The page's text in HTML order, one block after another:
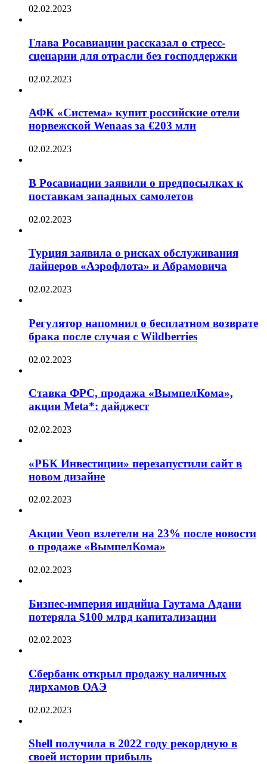
02.02.2023
Глава Росавиации рассказал о стресс-
сценарии для отрасли без господдержки
02.02.2023
АФК «Система» купит российские отели
норвежской Wenaas за €203 млн
02.02.2023
В Росавиации заявили о предпосылках к
поставкам западных самолетов
02.02.2023
Турция заявила о рисках обслуживания
лайнеров «Аэрофлота» и Абрамовича
02.02.2023
Регулятор напомнил о бесплатном возврате
брака после случая с Wildberries
02.02.2023
Ставка ФРС, продажа «ВымпелКома»,
акции Meta*: дайджест
02.02.2023
«РБК Инвестиции» перезапустили сайт в
новом дизайне
02.02.2023
Акции Veon взлетели на 23% после новости
о продаже «ВымпелКома»
02.02.2023
Бизнес-империя индийца Гаутама Адани
потеряла $100 млрд капитализации
02.02.2023
Сбербанк открыл продажу наличных
дирхамов ОАЭ
02.02.2023
Shell получила в 2022 году рекордную в
своей истории прибыль